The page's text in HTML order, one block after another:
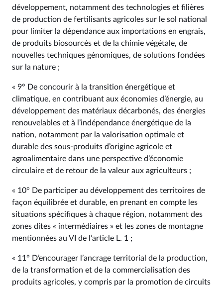
développement, notamment des technologies et filières
de production de fertilisants agricoles sur le sol national
pour limiter la dépendance aux importations en engrais,
de produits biosourcés et de la chimie végétale, de
nouvelles techniques génomiques, de solutions fondées
sur la nature ;
« 9° De concourir à la transition énergétique et
climatique, en contribuant aux économies d’énergie, au
développement des matériaux décarbonés, des énergies
renouvelables et à l’indépendance énergétique de la
nation, notamment par la valorisation optimale et
durable des sous-produits d’origine agricole et
agroalimentaire dans une perspective d’économie
circulaire et de retour de la valeur aux agriculteurs ;
« 10° De participer au développement des territoires de
façon équilibrée et durable, en prenant en compte les
situations spécifiques à chaque région, notamment des
zones dites « intermédiaires » et les zones de montagne
mentionnées au VI de l’article L. 1 ;
« 11° D’encourager l’ancrage territorial de la production,
de la transformation et de la commercialisation des
produits agricoles, y compris par la promotion de circuits